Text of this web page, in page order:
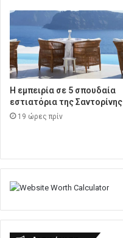
Η εμπειρία σε 5 σπουδαία
εστιατόρια της Σαντορίνης
19 ώρες πρίν